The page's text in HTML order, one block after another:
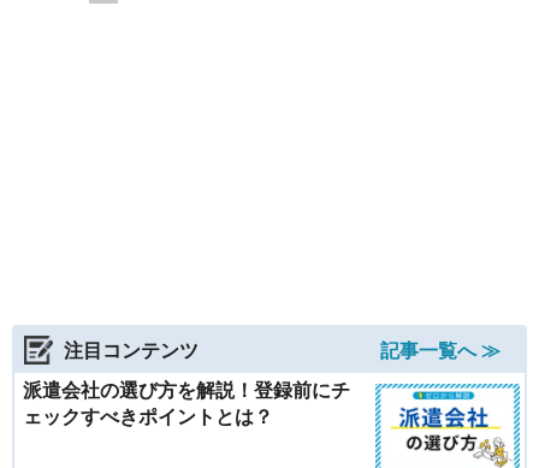
注目コンテンツ
記事一覧へ ≫
派遣会社の選び方を解説！登録前にチ
ェックすべきポイントとは？